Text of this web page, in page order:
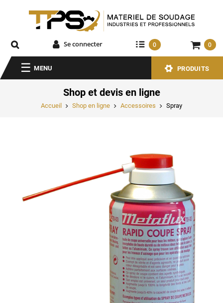
Se connecter 0 0
MENU PRODUITS
Shop et devis en ligne
Accueil Shop en ligne Accessoires Spray